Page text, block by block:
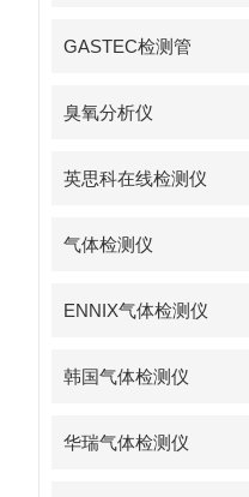
GASTEC检测管
臭氧分析仪
英思科在线检测仪
气体检测仪
ENNIX气体检测仪
韩国气体检测仪
华瑞气体检测仪